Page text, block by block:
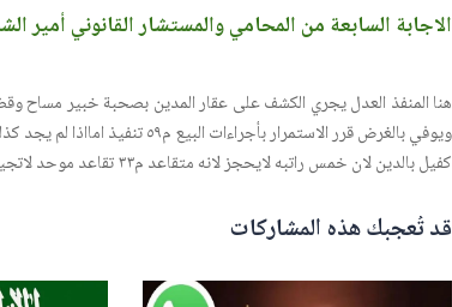
الاجابة السابعة من المحامي والمستشار القانوني أمير
هنا المنفذ العدل يجري الكشف على عقار المدين بصحبة خبير مساح
كفيل بالدين لان خمس راتبه لايحجز لانه متقاعد م٣٣ تقاعد موحد لاتجيز حجز راتب المتقاعد اما دين لدولة او نفقة شرعية هذا مجرد رأي ومنكم نتعلم.
قد تُعجبك هذه المشاركات